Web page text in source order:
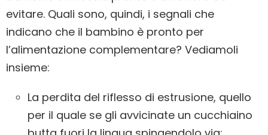
evitare. Quali sono, quindi, i segnali che
indicano che il bambino è pronto per
l’alimentazione complementare? Vediamoli
insieme:
La perdita del riflesso di estrusione, quello
per il quale se gli avvicinate un cucchiaino